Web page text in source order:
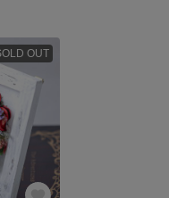
OUT